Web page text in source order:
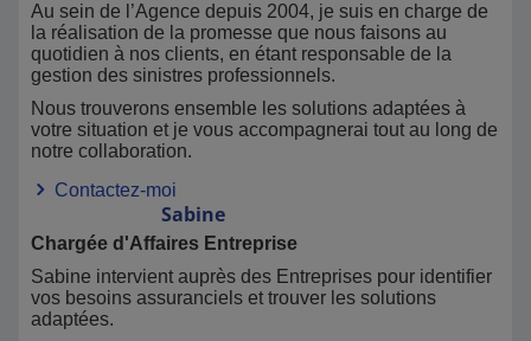
Au sein de l’Agence depuis 2004, je suis en charge de
la réalisation de la promesse que nous faisons au
quotidien à nos clients, en étant responsable de la
gestion des sinistres professionnels.
Nous trouverons ensemble les solutions adaptées à
votre situation et je vous accompagnerai tout au long de
notre collaboration.
Contactez-moi
Sabine
Chargée d'Affaires Entreprise
Sabine intervient auprès des Entreprises pour identifier
vos besoins assuranciels et trouver les solutions
adaptées.